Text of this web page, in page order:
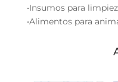
•Insumos para
•Alimentos para